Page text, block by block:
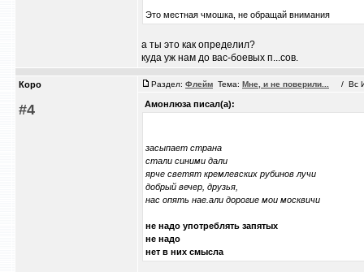
Это местная чмошка, не обращай внимания
а ты это как определил?
куда уж нам до вас-боевых п...сов.
Коро
#4
Раздел: Флейм Тема: Мне, и не поверили... / Вс
Амонлюза писал(а):
засыпает страна
стали синими дали
ярче светят кремлевских рубинов лучи
добрый вечер, друзья,
нас опять нае.али дорогие мои москвичи
не надо употреблять запятых
не надо
нет в них смысла